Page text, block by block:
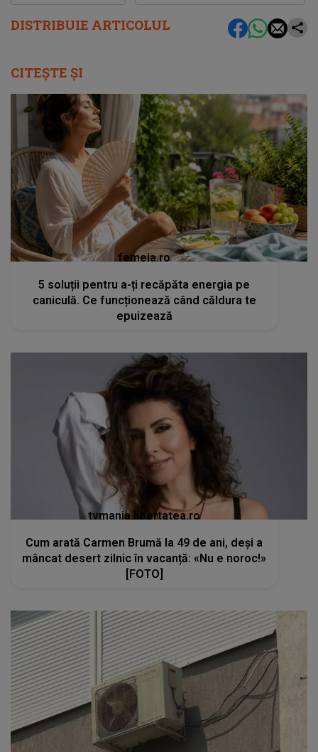
DISTRIBUIE ARTICOLUL
CITEȘTE ȘI
femeia.ro
5 soluții pentru a-ți recăpăta energia pe
caniculă. Ce funcționează când căldura te
epuizează
tvmania.libertatea.ro
Cum arată Carmen Brumă la 49 de ani, deși a
mâncat desert zilnic în vacanță: «Nu e noroc!»
[FOTO]